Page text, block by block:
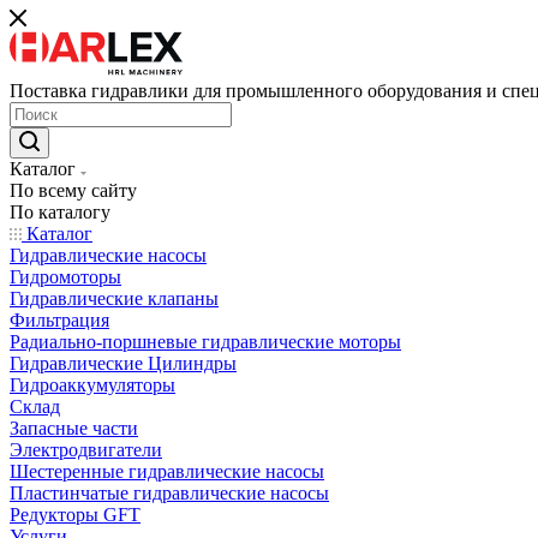
Поставка гидравлики для промышленного оборудования и
Каталог
По всему сайту
По каталогу
Каталог
Гидравлические насосы
Гидромоторы
Гидравлические клапаны
Фильтрация
Радиально-поршневые гидравлические моторы
Гидравлические Цилиндры
Гидроаккумуляторы
Склад
Запасные части
Электродвигатели
Шестеренные гидравлические насосы
Пластинчатые гидравлические насосы
Редукторы GFT